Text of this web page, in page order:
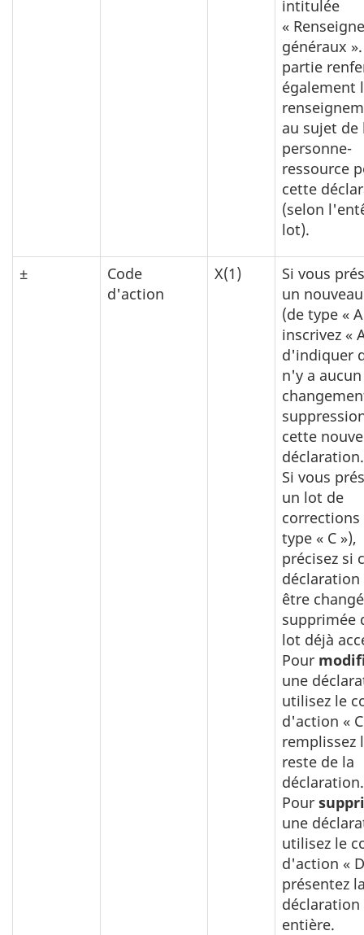
intitulée
«
généraux
partie
également
au sujet de
personne-
ressource
cette
(selon
lot).
±
Code
d'action
X(1)
Si vous
un
(de type «
inscrivez «
d'indiquer
n'y a aucun
cette
Si vous
un lot de
corrections
type « C »),
précisez si
être
supprimée
lot déjà
Pour
une
utilisez le
d'action «
remplissez
reste de la
Pour
une
utilisez le
d'action «
présentez
déclaration
entière.